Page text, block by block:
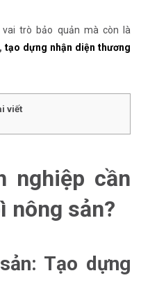
trò bảo quản mà còn là
tạo dựng nhận diện thương
viết
nghiệp cần
nông sản?
Tạo dựng